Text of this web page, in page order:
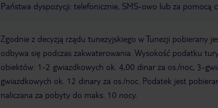
Państwa dyspozycji: telefonicznie, SMS-owo lub za pomocą
Zgodnie z decyzją rządu tunezyjskiego w Tunezji pobierany
odbywa się podczas zakwaterowania. Wysokość podatku
obiektów: 1-2 gwiazdkowych ok. 4,00 dinar za os./noc, 3-
gwiazdkowych ok. 12 dinary za os./noc. Podatek jest
naliczana za pobyty do maks. 10 nocy.